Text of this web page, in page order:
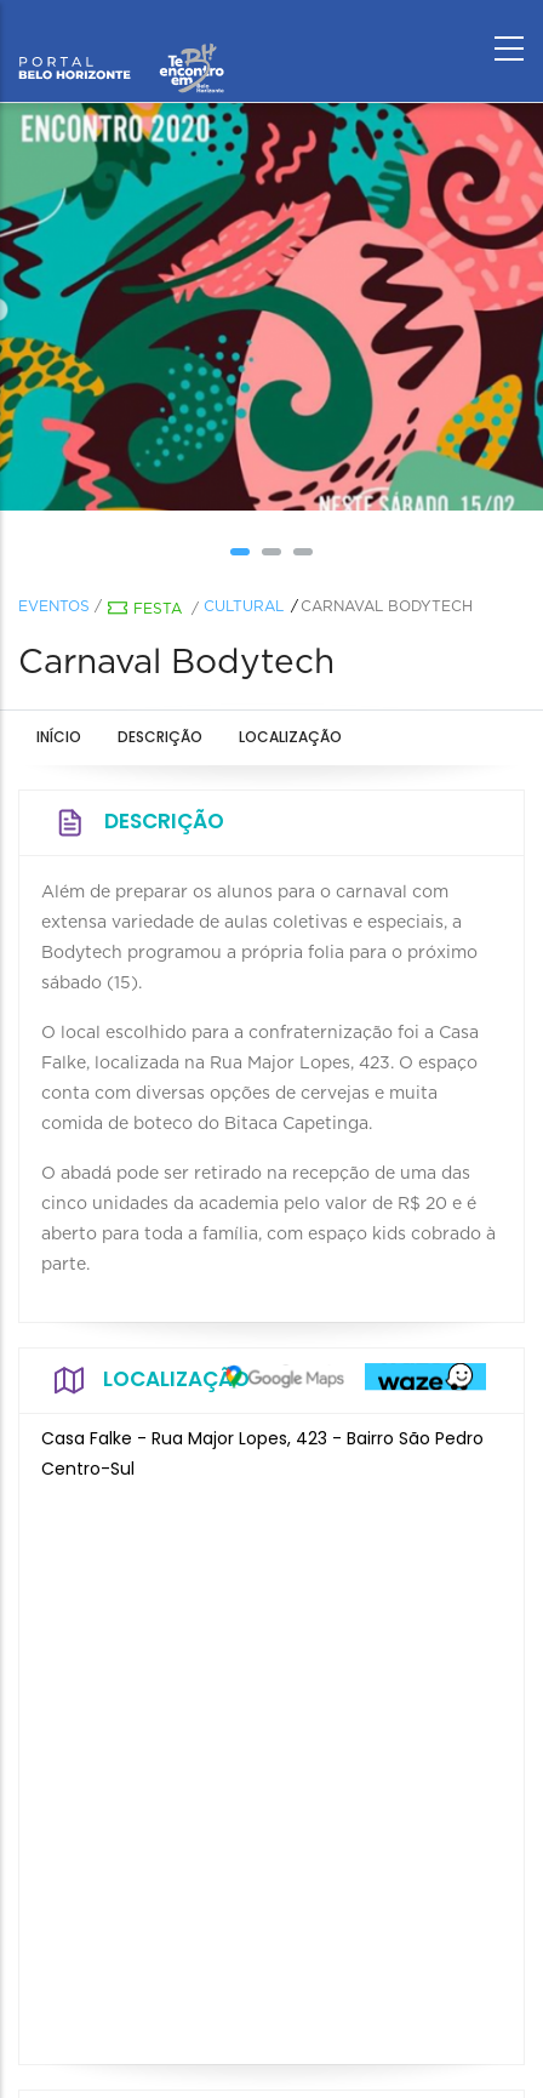
EVENTOS / FESTA / CULTURAL CARNAVAL BODYTECH
Carnaval Bodytech
INÍCIO DESCRIÇÃO LOCALIZAÇÃO
DESCRIÇÃO
Além de preparar os alunos para o carnaval com
extensa variedade de aulas coletivas e especiais, a
Bodytech programou a própria folia para o próximo
sábado (15).
O local escolhido para a confraternização foi a Casa
Falke, localizada na Rua Major Lopes, 423. O espaço
conta com diversas opções de cervejas e muita
comida de boteco do Bitaca Capetinga.
O abadá pode ser retirado na recepção de uma das
cinco unidades da academia pelo valor de R$ 20 e é
aberto para toda a família, com espaço kids cobrado à
parte.
LOCALIZAÇÃO
Casa Falke - Rua Major Lopes, 423 - Bairro São Pedro
Centro-Sul